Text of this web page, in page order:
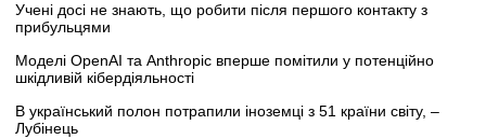
Учені досі не знають, що робити після першого контакту з
прибульцями
Моделі OpenAI та Anthropic вперше помітили у потенційно
шкідливій кібердіяльності
В український полон потрапили іноземці з 51 країни світу, –
Лубінець